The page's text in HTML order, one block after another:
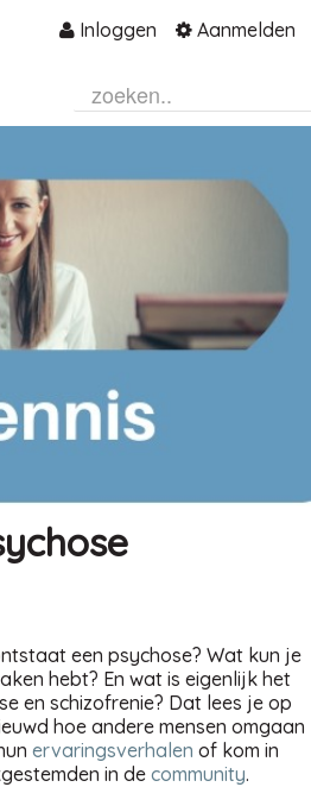
Inloggen Aanmelden
een psychose? Wat kun je
hebt? En wat is eigenlijk het
en schizofrenie? Dat lees je op
hoe andere mensen omgaan
ervaringsverhalen of kom in
in decommunity.